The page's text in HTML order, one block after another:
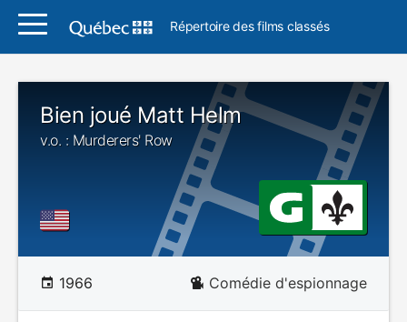
Répertoire des films classés
Bien joué Matt Helm
v.o. : Murderers' Row
1966 Comédie d'espionnage